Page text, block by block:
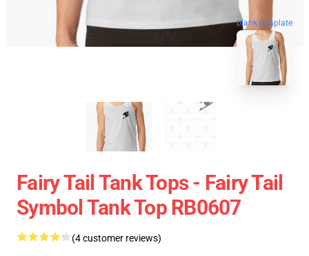
blank template
Fairy Tail Tank Tops - Fairy Tail
Symbol Tank Top RB0607
(4 customer reviews)